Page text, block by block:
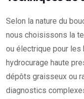
Selon la nature du
nous choisissons la
ou électrique pour les
hydrocurage haute
dépôts graisseux ou
diagnostics